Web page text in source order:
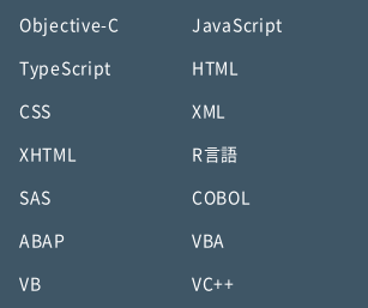
Objective-C JavaScript
TypeScript HTML
CSS XML
XHTML R言語
SAS COBOL
ABAP VBA
VB VC++